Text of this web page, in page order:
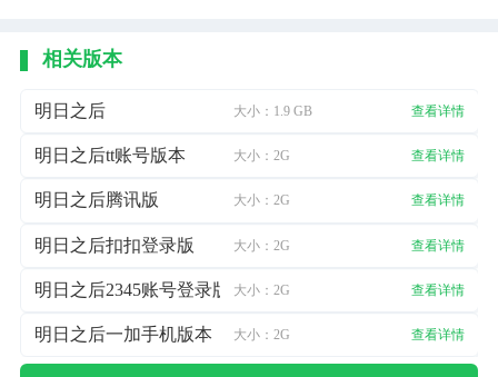
相关版本
明日之后 大小：1.9 GB 查看详情
明日之后tt账号版本 大小：2G 查看详情
明日之后腾讯版 大小：2G 查看详情
明日之后扣扣登录版 大小：2G 查看详情
明日之后2345账号登录版 大小：2G 查看详情
明日之后一加手机版本 大小：2G 查看详情